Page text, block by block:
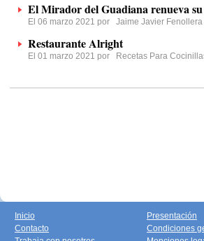
El Mirador del Guadiana renueva
El 06 marzo 2021 por Jaime Javier
Restaurante Alright
El 01 marzo 2021 por Recetas Para
Inicio
Contacto
Presentación
Condiciones